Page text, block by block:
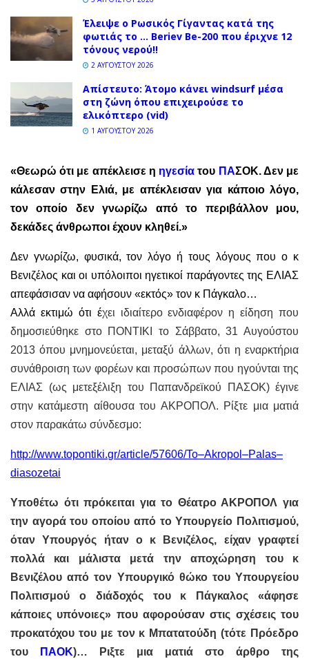
Έλειψε ο Ρωσικός Γίγαντας κατά της
φωτιάς το … Beriev Be-200 που έριχνε 12
τόνους νερού!!
2 ΑΥΓΟΎΣΤΟΥ 2026
Απίστευτο: Άτομο κάνει windsurf μέσα
στη ζώνη όπου επιχειρούσε το
ελικόπτερο (vid)
1 ΑΥΓΟΎΣΤΟΥ 2026
«Θεωρώ ότι με απέκλεισεη ηγεσία του ΠΑΣΟΚ. Δεν με
κάλεσαν στην Ελιά, με απέκλεισαν για κάποιο λόγο,
τον οποίο δεν γνωρίζω από το περιβάλλον μου,
δεκάδες άνθρωποι έχουν κληθεί.»
Δεν γνωρίζω, φυσικά, τον λόγο ή τους λόγους που ο κ
Βενιζέλος και οι υπόλοιποι ηγετικοί παράγοντες της ΕΛΙΑΣ
απεφάσισαν να αφήσουν «εκτός» τον κ Πάγκαλο…
Αλλά εκτιμώ ότι έχει ιδιαίτερο ενδιαφέρον η είδηση που
δημοσιεύθηκε στο ΠΟΝΤΙΚΙ το Σάββατο, 31 Αυγούστου
2013 όπου μνημονεύεται, μεταξύ άλλων, ότι η εναρκτήρια
συνάθροιση των φορέων και προσώπων που ηγούνται της
ΕΛΙΑΣ (ως μετεξέλιξη του Παπανδρεϊκού ΠΑΣΟΚ) έγινε
στην κατάμεστη αίθουσα του ΑΚΡΟΠΟΛ. Ρίξτε μια ματιά
στον παρακάτω σύνδεσμο:
http://www.topontiki.gr/article/57606/To–Akropol –Palas–
diasozetai
Υποθέτω ότι πρόκειται για το Θέατρο ΑΚΡΟΠΟΛ για
την αγορά του οποίου από το Υπουργείο Πολιτισμού,
όταν Υπουργός ήταν ο κ Βενιζέλος, είχαν γραφτεί
πολλά και μάλιστα μετά την αποχώρηση του κ
Βενιζέλου από τον Υπουργικό θώκο του Υπουργείου
Πολιτισμού ο διάδοχός του κ Πάγκαλος «άφησε
κάποιες υπόνοιες» που αφορούσαν στις σχέσεις του
προκατόχου του με τον κ Μπατατούδη (τότε Πρόεδρο
του
ΠΑΟΚ)… Ριξτε μια ματιά στο άρθρο της